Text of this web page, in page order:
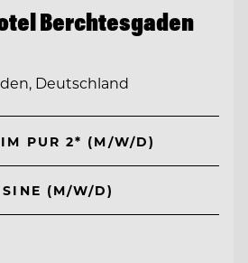
Berchtesgaden
Deutschland
PUR 2* (M/W/D)
(M/W/D)